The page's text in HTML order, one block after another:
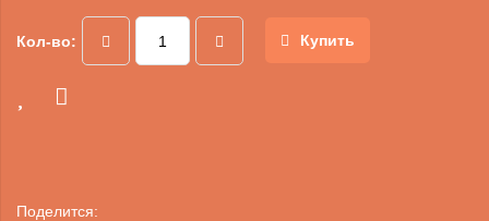
Кол-во: Купить
Поделится: